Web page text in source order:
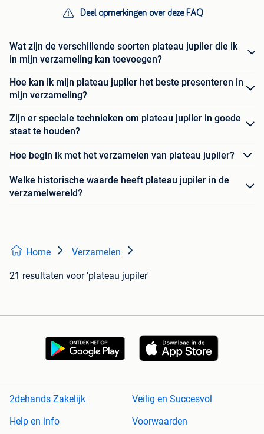
Deel opmerkingen over deze FAQ
Wat zijn de verschillende soorten plateau jupiler die ik
in mijn verzameling kan toevoegen?
Hoe kan ik mijn plateau jupiler het beste presenteren in
mijn verzameling?
Zijn er speciale technieken om plateau jupiler in goede
staat te houden?
Hoe begin ik met het verzamelen van plateau jupiler?
Welke historische waarde heeft plateau jupiler in de
verzamelwereld?
Home Verzamelen
21 resultaten voor 'plateau jupiler'
2dehands Zakelijk
Veilig en Succesvol
Help en info
Voorwaarden